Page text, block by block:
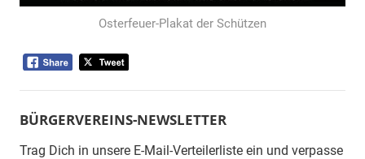
Osterfeuer-Plakat der Schützen
BÜRGERVEREINS-NEWSLETTER
Trag Dich in unsere E-Mail-Verteilerliste ein und verpasse